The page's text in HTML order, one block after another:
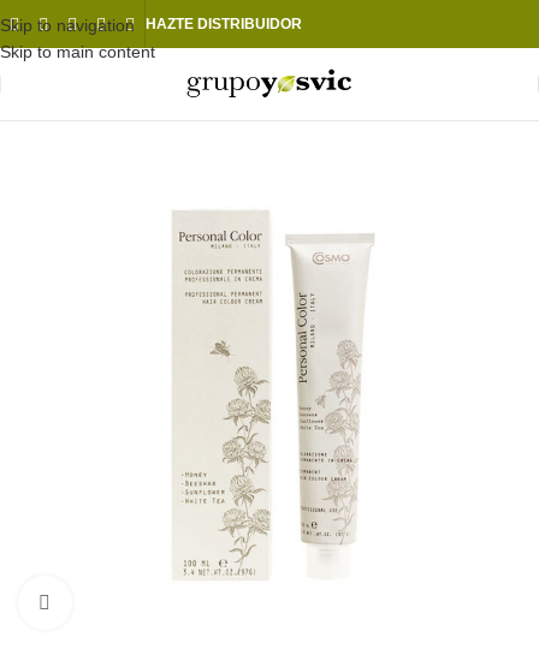
Skip to navigation
Skip to main content
HAZTE DISTRIBUIDOR